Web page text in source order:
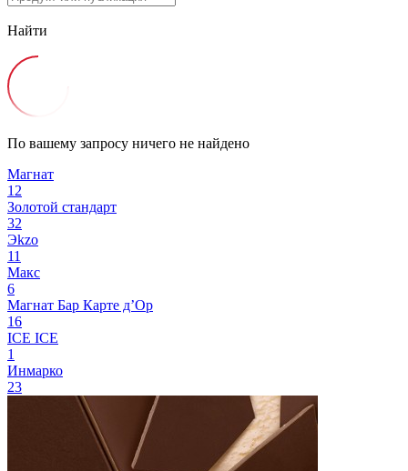
Найти
По вашему запросу ничего не найдено
Магнат
12
Золотой стандарт
32
Эkzо
11
Макс
6
Магнат Бар Карте д’Ор
16
ICE ICE
1
Инмарко
23